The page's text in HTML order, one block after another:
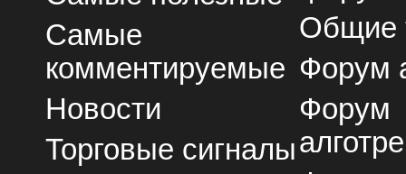
Самые
комментируемые
Новости
Торговые сигналы
Общие
Форум
Форум